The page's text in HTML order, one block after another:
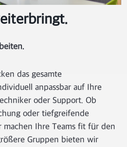
das gesamte
anpassbar auf Ihre
oder Support. Ob
oder tiefgreifende
machen Ihre Teams fit für den
Gruppen bieten wir